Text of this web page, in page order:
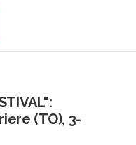
(TO), 3-